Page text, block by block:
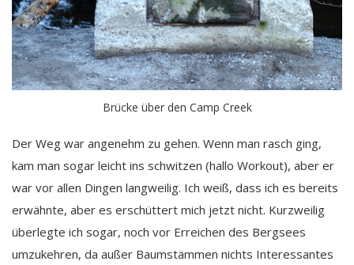
Brücke über den Camp Creek
Der Weg war angenehm zu gehen. Wenn man rasch ging,
kam man sogar leicht ins schwitzen (hallo Workout), aber er
war vor allen Dingen langweilig. Ich weiß, dass ich es bereits
erwähnte, aber es erschüttert mich jetzt nicht. Kurzweilig
überlegte ich sogar, noch vor Erreichen des Bergsees
umzukehren, da außer Baumstämmen nichts Interessantes